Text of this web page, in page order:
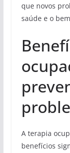
que novos
saúde e o
A terapia
benefícios